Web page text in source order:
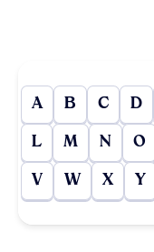
A B C D
L M N O
V W X Y